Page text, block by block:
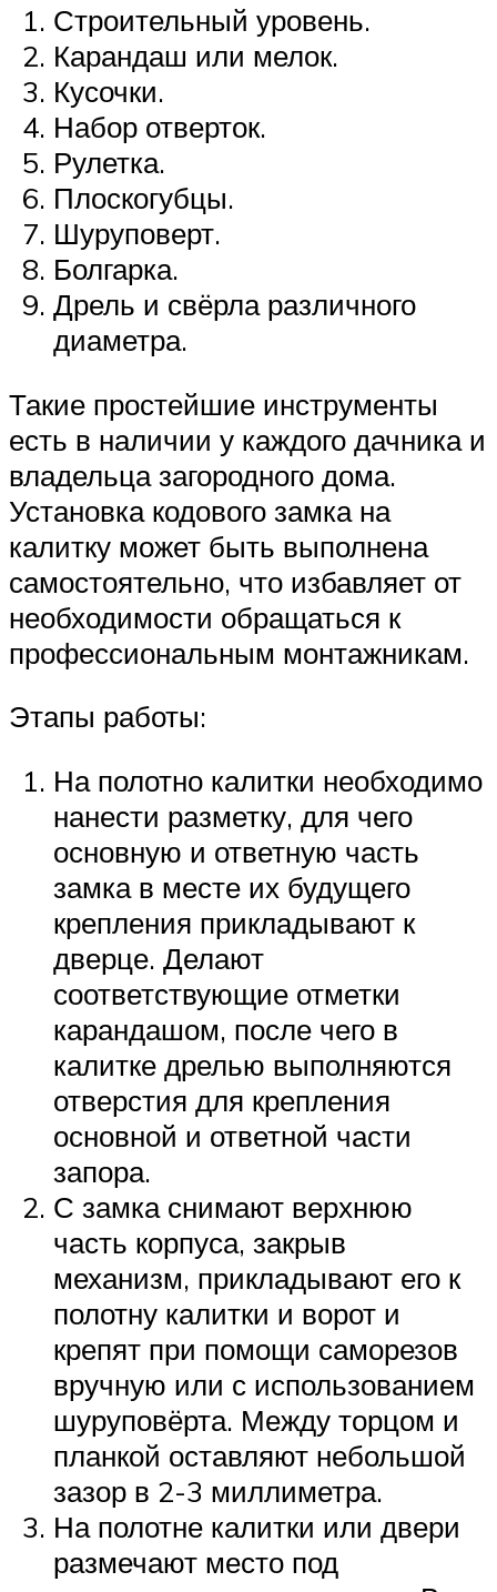
Строительный уровень.
Карандаш или мелок.
Кусочки.
Набор отверток.
Рулетка.
Плоскогубцы.
Шуруповерт.
Болгарка.
Дрель и свёрла различного
диаметра.
Такие простейшие инструменты
есть в наличии у каждого дачника и
владельца загородного дома.
Установка кодового замка на
калитку может быть выполнена
самостоятельно, что избавляет от
необходимости обращаться к
профессиональным монтажникам.
Этапы работы:
На полотно калитки необходимо
нанести разметку, для чего
основную и ответную часть
замка в месте их будущего
крепления прикладывают к
дверце. Делают
соответствующие отметки
карандашом, после чего в
калитке дрелью выполняются
отверстия для крепления
основной и ответной части
запора.
С замка снимают верхнюю
часть корпуса, закрыв
механизм, прикладывают его к
полотну калитки и ворот и
крепят при помощи саморезов
вручную или с использованием
шуруповёрта. Между торцом и
планкой оставляют небольшой
зазор в 2-3 миллиметра.
На полотне калитки или двери
размечают место под